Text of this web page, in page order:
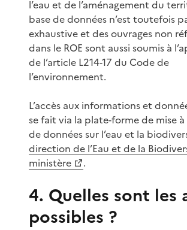
l’eau et de l’aménagement du
base de données n’est toutefois
exhaustive et des ouvrages non
dans le ROE sont aussi soumis à
de l’article L214-17 du Code de
l’environnement.
L’accès aux informations et
se fait via la plate-forme de mise
de données sur l’eau et la
direction de l’Eau et de la
ministère
.
4. Quelles sont les
possibles ?